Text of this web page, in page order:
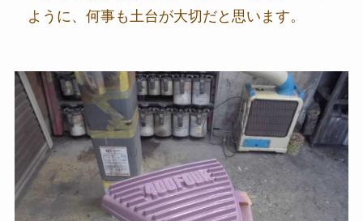
ように、何事も土台が大切だと思います。